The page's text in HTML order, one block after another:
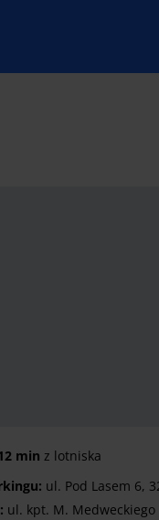
min z lotniska
ul. Pod Lasem 6,
ul. kpt. M. Medweckiego